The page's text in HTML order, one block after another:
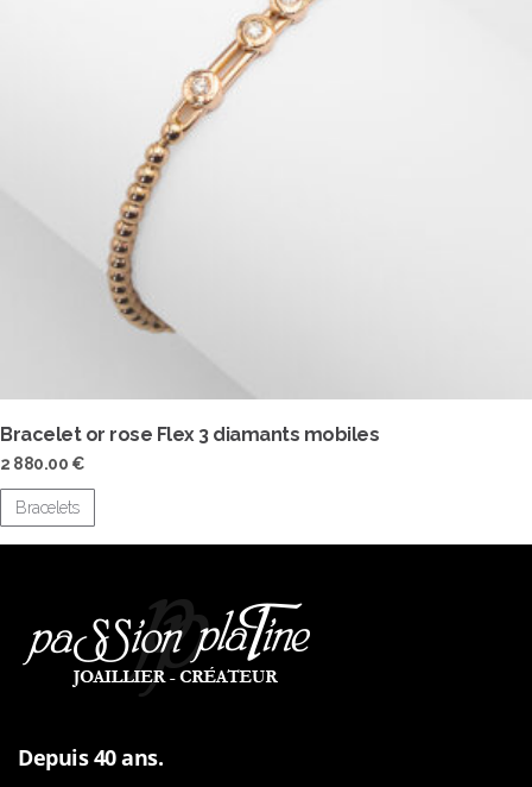
Bracelet or rose Flex 3 diamants mobiles
2 880.00 €
Bracelets
Depuis 40 ans.